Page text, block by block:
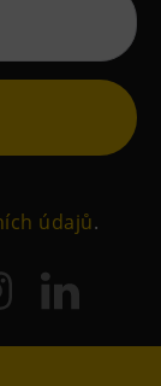
údajů.